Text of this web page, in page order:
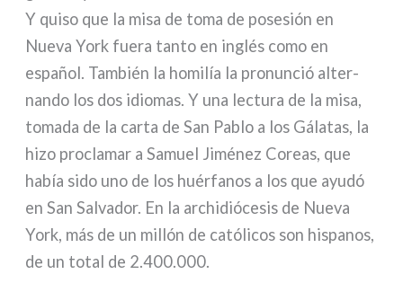
Y qui­so que la misa de toma de pose­sión en
Nueva York fue­ra tan­to en inglés como en
español. También la homi­lía la pro­nun­ció alter­
nan­do los dos idio­mas. Y una lec­tu­ra de la misa,
toma­da de la car­ta de San Pablo a los Gálatas, la
hizo pro­cla­mar a Samuel Jiménez Coreas, que
había sido uno de los huér­fa­nos a los que ayu­dó
en San Salvador. En la archi­dió­ce­sis de Nueva
York, más de un mil­lón de cató­li­cos son hispa­nos,
de un total de 2.400.000.